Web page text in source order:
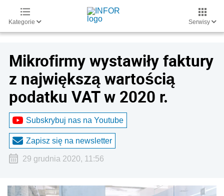
Kategorie Serwisy
Mikrofirmy wystawiły faktury
z największą wartością
podatku VAT w 2020 r.
Subskrybuj nas na Youtube
Zapisz się na newsletter
29 grudnia 2020, 11:56